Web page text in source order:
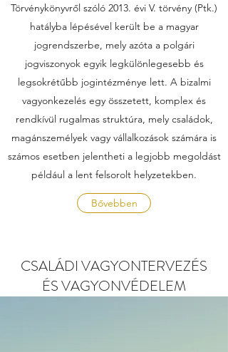
Törvénykönyvről szóló 2013. évi V. törvény (Ptk.)
hatályba lépésével került be a magyar
jogrendszerbe, mely azóta a polgári
jogviszonyok egyik legkülönlegesebb és
legsokrétűbb jogintézménye lett. A bizalmi
vagyonkezelés egy összetett, komplex és
rendkívül rugalmas struktúra, mely családok,
magánszemélyek vagy vállalkozások számára is
számos esetben jelentheti a legjobb megoldást
például a lent felsorolt helyzetekben.
Bővebben
CSALÁDI VAGYONTERVEZÉS
ÉS VAGYONVÉDELEM